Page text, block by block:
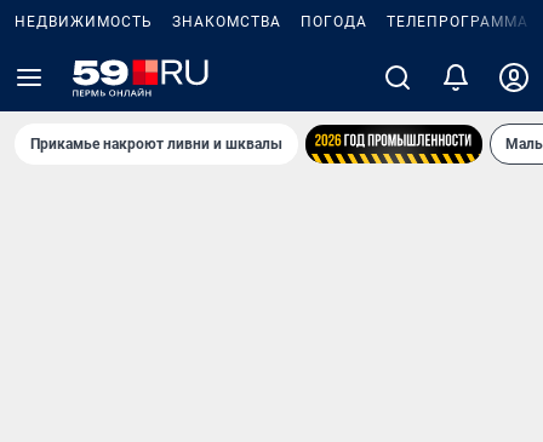
НЕДВИЖИМОСТЬ ЗНАКОМСТВА ПОГОДА ТЕЛЕПРОГРАММА
Прикамье накроют ливни и шквалы